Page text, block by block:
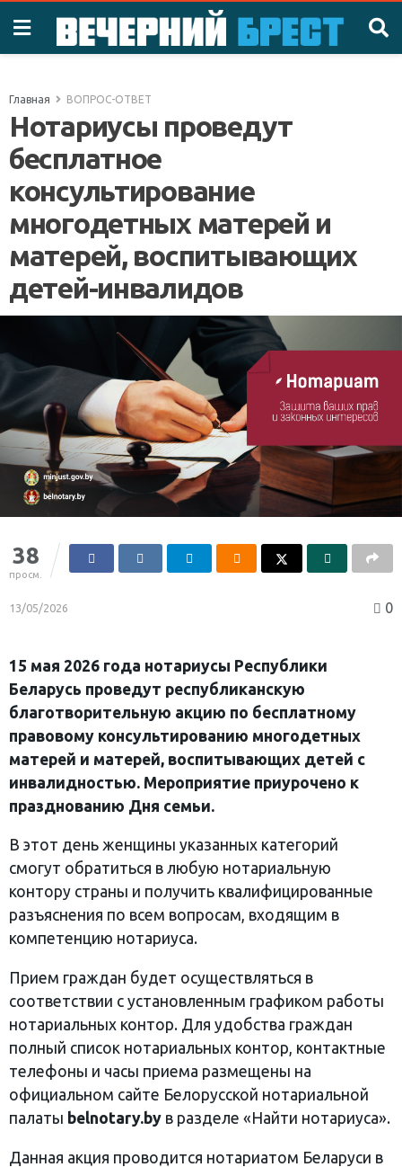
Главная ВОПРОС-ОТВЕТ
Нотариусы проведут
бесплатное
консультирование
многодетных матерей и
матерей, воспитывающих
детей-инвалидов
38
просм.
13/05/2026 0
15 мая 2026 года нотариусы Республики
Беларусь проведут республиканскую
благотворительную акцию по бесплатному
правовому консультированию многодетных
матерей и матерей, воспитывающих детей с
инвалидностью. Мероприятие приурочено к
празднованию Дня семьи.
В этот день женщины указанных категорий
смогут обратиться в любую нотариальную
контору страны и получить квалифицированные
разъяснения по всем вопросам, входящим в
компетенцию нотариуса.
Прием граждан будет осуществляться в
соответствии с установленным графиком работы
нотариальных контор. Для удобства граждан
полный список нотариальных контор, контактные
телефоны и часы приема размещены на
официальном сайте Белорусской нотариальной
палаты belnotary.by в разделе «Найти нотариуса».
Данная акция проводится нотариатом Беларуси в